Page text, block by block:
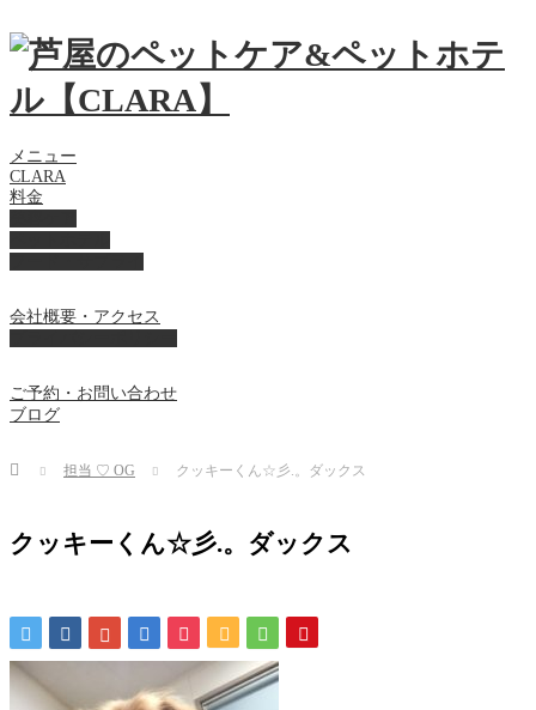
メニュー
CLARA
料金
会社概要・アクセス
ご予約・お問い合わせ
ブログ
Home 担当 ♡ OG クッキーくん☆彡.。ダックス
クッキーくん☆彡.。ダックス